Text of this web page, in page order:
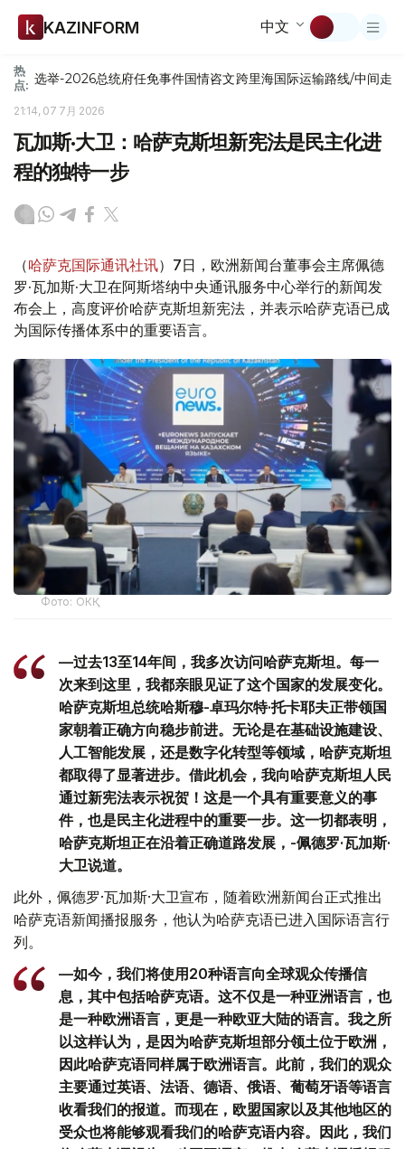
KAZINFORM 中文
热
点: 选举-2026总统府任免事件国情咨文跨里海国际运输路线/中间走廊
21:14, 07 7月 2026
瓦加斯·大卫：哈萨克斯坦新宪法是民主化进
程的独特一步
（哈萨克国际通讯社讯）7日，欧洲新闻台董事会主席佩德
罗·瓦加斯·大卫在阿斯塔纳中央通讯服务中心举行的新闻发
布会上，高度评价哈萨克斯坦新宪法，并表示哈萨克语已成
为国际传播体系中的重要语言。
Фото: ОКҚ
—过去13至14年间，我多次访问哈萨克斯坦。每一
次来到这里，我都亲眼见证了这个国家的发展变化。
哈萨克斯坦总统哈斯穆-卓玛尔特·托卡耶夫正带领国
家朝着正确方向稳步前进。无论是在基础设施建设、
人工智能发展，还是数字化转型等领域，哈萨克斯坦
都取得了显著进步。借此机会，我向哈萨克斯坦人民
通过新宪法表示祝贺！这是一个具有重要意义的事
件，也是民主化进程中的重要一步。这一切都表明，
哈萨克斯坦正在沿着正确道路发展，-佩德罗·瓦加斯·
大卫说道。
此外，佩德罗·瓦加斯·大卫宣布，随着欧洲新闻台正式推出
哈萨克语新闻播报服务，他认为哈萨克语已进入国际语言行
列。
—如今，我们将使用20种语言向全球观众传播信
息，其中包括哈萨克语。这不仅是一种亚洲语言，也
是一种欧洲语言，更是一种欧亚大陆的语言。我之所
以这样认为，是因为哈萨克斯坦部分领土位于欧洲，
因此哈萨克语同样属于欧洲语言。此前，我们的观众
主要通过英语、法语、德语、俄语、葡萄牙语等语言
收看我们的报道。而现在，欧盟国家以及其他地区的
受众也将能够观看我们的哈萨克语内容。因此，我们